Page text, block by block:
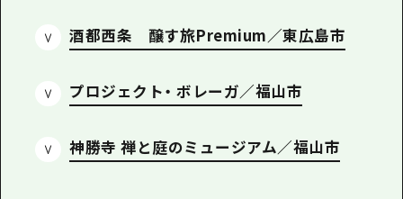
酒都西条 醸す旅Premium／東広島市
プロジェクト・ ボレーガ／福山市
神勝寺 禅と庭のミュージアム／福山市